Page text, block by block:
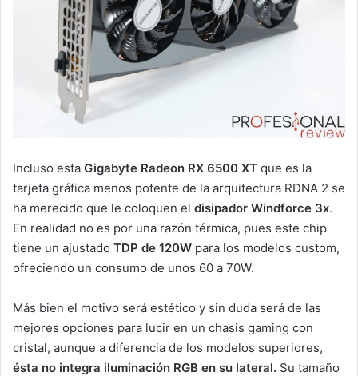
Incluso esta Gigabyte Radeon RX 6500 XT que es la
tarjeta gráfica menos potente de la arquitectura RDNA 2 se
ha merecido que le coloquen el disipador Windforce 3x.
En realidad no es por una razón térmica, pues este chip
tiene un ajustado TDP de 120W para los modelos custom,
ofreciendo un consumo de unos 60 a 70W.
Más bien el motivo será estético y sin duda será de las
mejores opciones para lucir en un chasis gaming con
cristal, aunque a diferencia de los modelos superiores,
ésta no integra iluminación RGB en su lateral. Su tamaño